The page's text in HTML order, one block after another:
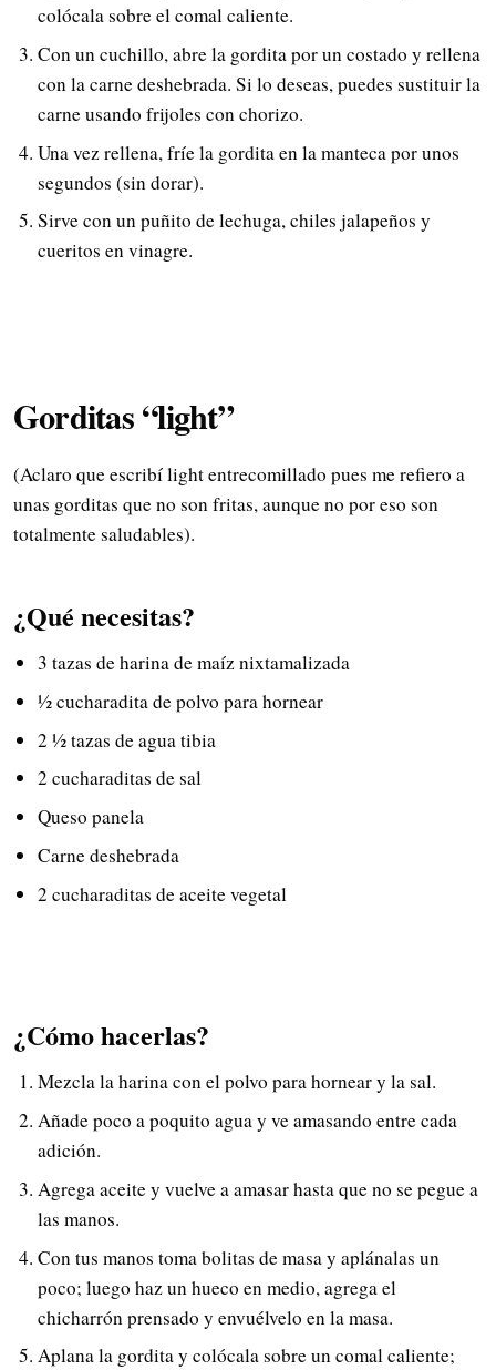
colócala sobre el comal caliente.
Con un cuchillo, abre la gordita por un costado y rellena
con la carne deshebrada. Si lo deseas, puedes sustituir la
carne usando frijoles con chorizo.
Una vez rellena, fríe la gordita en la manteca por unos
segundos (sin dorar).
Sirve con un puñito de lechuga, chiles jalapeños y
cueritos en vinagre.
Gorditas “light”
(Aclaro que escribí light entrecomillado pues me refiero a
unas gorditas que no son fritas, aunque no por eso son
totalmente saludables).
¿Qué necesitas?
3 tazas de harina de maíz nixtamalizada
½ cucharadita de polvo para hornear
2 ½ tazas de agua tibia
2 cucharaditas de sal
Queso panela
Carne deshebrada
2 cucharaditas de aceite vegetal
¿Cómo hacerlas?
Mezcla la harina con el polvo para hornear y la sal.
Añade poco a poquito agua y ve amasando entre cada
adición.
Agrega aceite y vuelve a amasar hasta que no se pegue a
las manos.
Con tus manos toma bolitas de masa y aplánalas un
poco; luego haz un hueco en medio, agrega el
chicharrón prensado y envuélvelo en la masa.
Aplana la gordita y colócala sobre un comal caliente;